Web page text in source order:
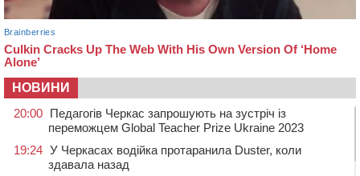
НОВИНИ
20:00 Педагогів Черкас запрошують на зустріч із
переможцем Global Teacher Prize Ukraine 2023
19:24 У Черкасах водійка протаранила Duster, коли
здавала назад